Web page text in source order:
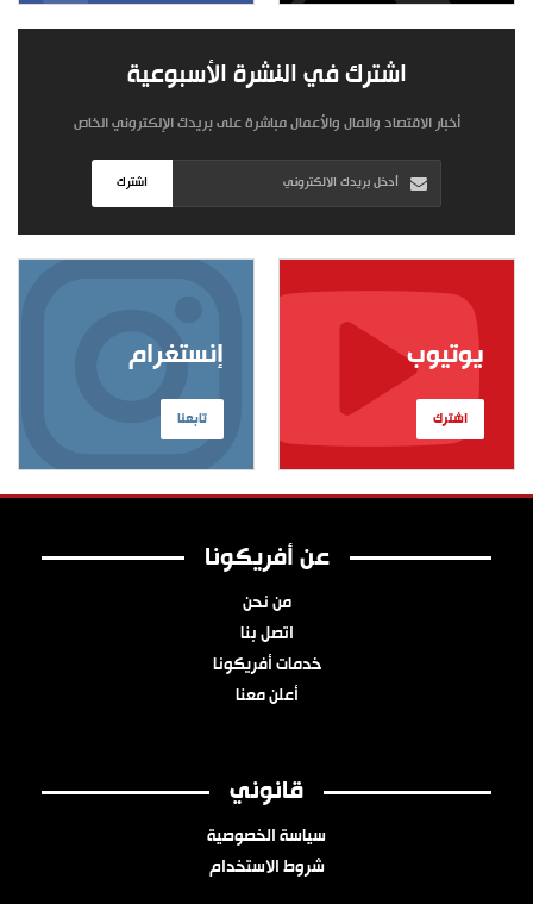
اشترك في النشرة الأسبوعية
أخبار الاقتصاد والمال والأعمال مباشرة على بريدك الإلكتروني الخاص
اشترك
إنستغرام
تابعنا
يوتيوب
اشترك
عن أفريكونا
من نحن
اتصل بنا
خدمات أفريكونا
أعلن معنا
قانوني
سياسة الخصوصية
شروط الاستخدام